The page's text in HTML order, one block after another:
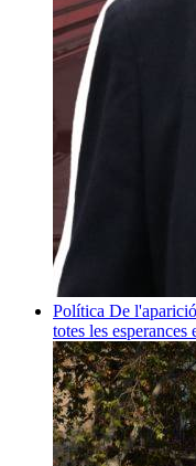
Política De
totes les